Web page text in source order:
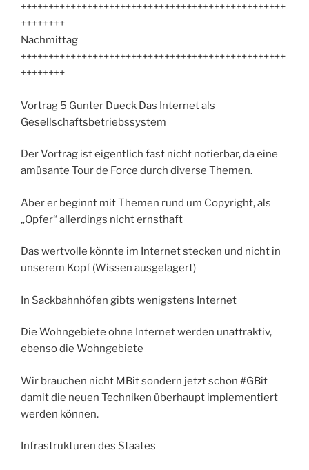
++++++++++++++++++++++++++++++++++++++++++++++++
++++++++
Nachmittag
++++++++++++++++++++++++++++++++++++++++++++++++
++++++++
Vortrag 5 Gunter Dueck Das Internet als
Gesellschaftsbetriebssystem
Der Vortrag ist eigentlich fast nicht notierbar, da eine
amüsante Tour de Force durch diverse Themen.
Aber er beginnt mit Themen rund um Copyright, als
„Opfer“ allerdings nicht ernsthaft
Das wertvolle könnte im Internet stecken und nicht in
unserem Kopf (Wissen ausgelagert)
In Sackbahnhöfen gibts wenigstens Internet
Die Wohngebiete ohne Internet werden unattraktiv,
ebenso die Wohngebiete
Wir brauchen nicht MBit sondern jetzt schon #GBit
damit die neuen Techniken überhaupt implementiert
werden können.
Infrastrukturen des Staates